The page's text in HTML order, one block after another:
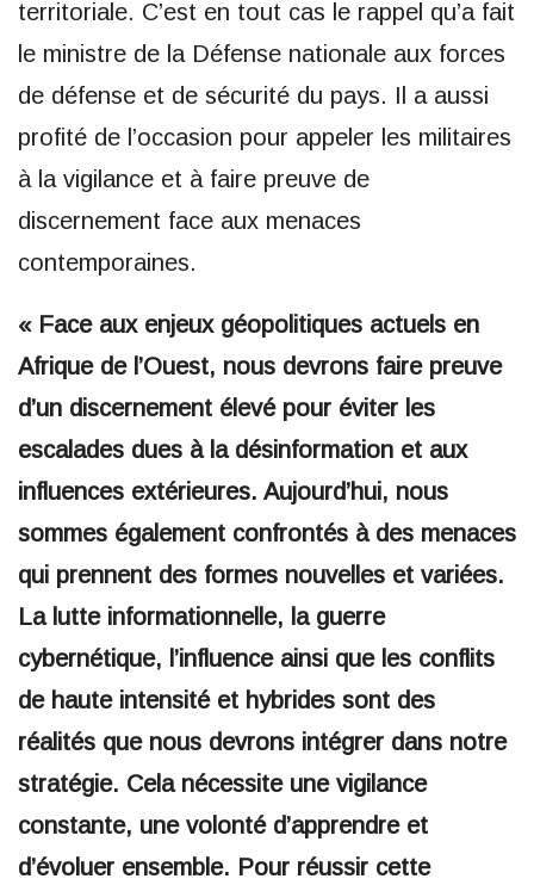
territoriale. C’est en tout cas le rappel qu’a fait
le ministre de la Défense nationale aux forces
de défense et de sécurité du pays. Il a aussi
profité de l’occasion pour appeler les militaires
à la vigilance et à faire preuve de
discernement face aux menaces
contemporaines.
« Face aux enjeux géopolitiques actuels en
Afrique de l’Ouest, nous devrons faire preuve
d’un discernement élevé pour éviter les
escalades dues à la désinformation et aux
influences extérieures. Aujourd’hui, nous
sommes également confrontés à des menaces
qui prennent des formes nouvelles et variées.
La lutte informationnelle, la guerre
cybernétique, l’influence ainsi que les conflits
de haute intensité et hybrides sont des
réalités que nous devrons intégrer dans notre
stratégie. Cela nécessite une vigilance
constante, une volonté d’apprendre et
d’évoluer ensemble. Pour réussir cette